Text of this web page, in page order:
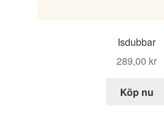
Isdubbar
289,00 kr
Köp nu